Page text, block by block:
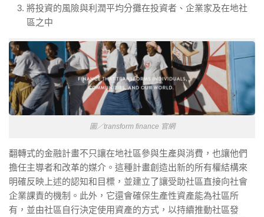
將投資的風險與利潤平均分攤在投資者、企業家及在地社
區之中
圖／transform finance 官網
翻轉式的金融計畫不只讓在地社區參與生產與消費，也讓他們
擔任主導者和改革的媒介。這種計畫創造出新的所有權結構來
明確反映上述的認知和目標，並建立了讓受助社區直接向社會
企業課責的機制。此外，它還會確保生產性資產能為社區所
有，並由社區自行決定使用資產的方式，以持續推動社區發